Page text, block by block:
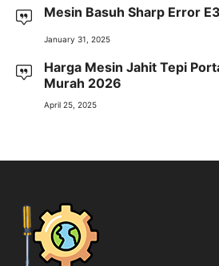
Mesin Basuh Sharp Error
January 31, 2025
Harga Mesin Jahit Tepi
Murah 2026
April 25, 2025